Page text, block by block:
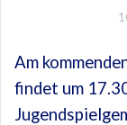
Am
findet um